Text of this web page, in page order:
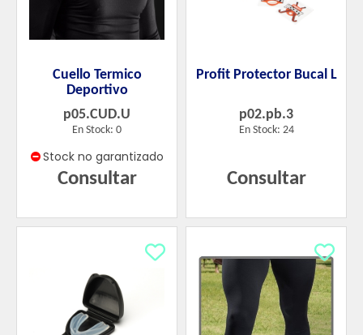
Cuello Termico
Deportivo
p05.CUD.U
En Stock: 0
Stock no garantizado
Consultar
Profit Protector Bucal L
p02.pb.3
En Stock: 24
Consultar